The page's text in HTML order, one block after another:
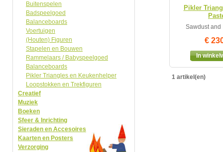
Pikler
Sawdust and
€
In
1 artikel(en)
Buitenspelen
Badspeelgoed
Balanceboards
Voertuigen
(Houten) Figuren
Stapelen en Bouwen
Rammelaars / Babyspeelgoed
Balanceboards
Pikler Triangles en Keukenhelper
Loopstokken en Trekfiguren
Creatief
Muziek
Boeken
Sfeer & Inrichting
Sieraden en Accesoires
Kaarten en Posters
Verzorging